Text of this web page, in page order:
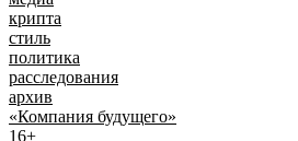
крипта
стиль
политика
расследования
архив
«Компания будущего»
16+